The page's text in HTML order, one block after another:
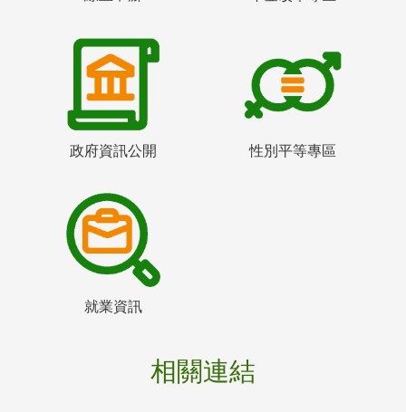
政府資訊公開 性別平等專區
就業資訊
相關連結